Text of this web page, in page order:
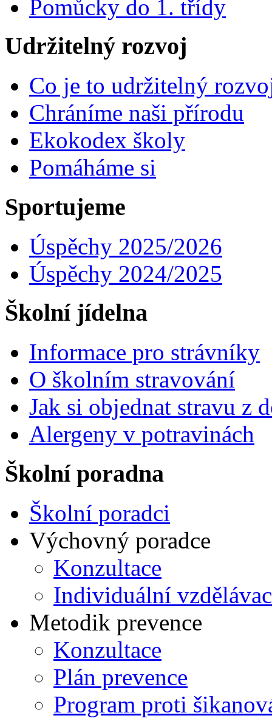
Pomůcky do 1. třídy
Udržitelný rozvoj
Co je to udržitelný
Chráníme naši přírodu
Ekokodex školy
Pomáháme si
Sportujeme
Úspěchy 2025/2026
Úspěchy 2024/2025
Školní jídelna
Informace pro strávníky
O školním stravování
Jak si objednat stravu z
Alergeny v potravinách
Školní poradna
Školní poradci
Výchovný poradce
Konzultace
Individuální
Metodik prevence
Konzultace
Plán prevence
Program proti